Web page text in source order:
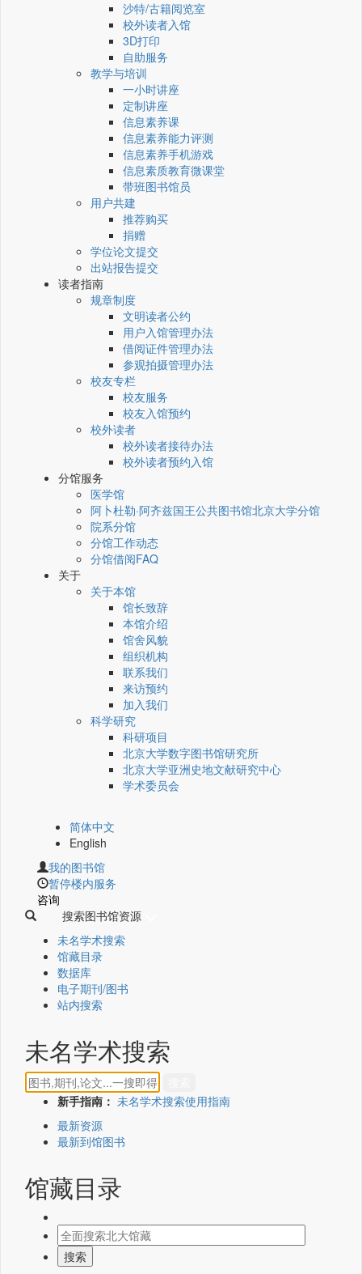
沙特/古籍阅览室
校外读者入馆
3D打印
自助服务
教学与培训
一小时讲座
定制讲座
信息素养课
信息素养能力评测
信息素养手机游戏
信息素质教育微课堂
带班图书馆员
用户共建
推荐购买
捐赠
学位论文提交
出站报告提交
读者指南
规章制度
文明读者公约
用户入馆管理办法
借阅证件管理办法
参观拍摄管理办法
校友专栏
校友服务
校友入馆预约
校外读者
校外读者接待办法
校外读者预约入馆
分馆服务
医学馆
阿卜杜勒·阿齐兹国王公共图书馆北京大学分馆
院系分馆
分馆工作动态
分馆借阅FAQ
关于
关于本馆
馆长致辞
本馆介绍
馆舍风貌
组织机构
联系我们
来访预约
加入我们
科学研究
科研项目
北京大学数字图书馆研究所
北京大学亚洲史地文献研究中心
学术委员会
简体中文
English
我的图书馆
暂停楼内服务
咨询
搜索图书馆资源
未名学术搜索
馆藏目录
数据库
电子期刊/图书
站内搜索
未名学术搜索
新手指南： 未名学术搜索使用指南
最新资源
最新到馆图书
馆藏目录